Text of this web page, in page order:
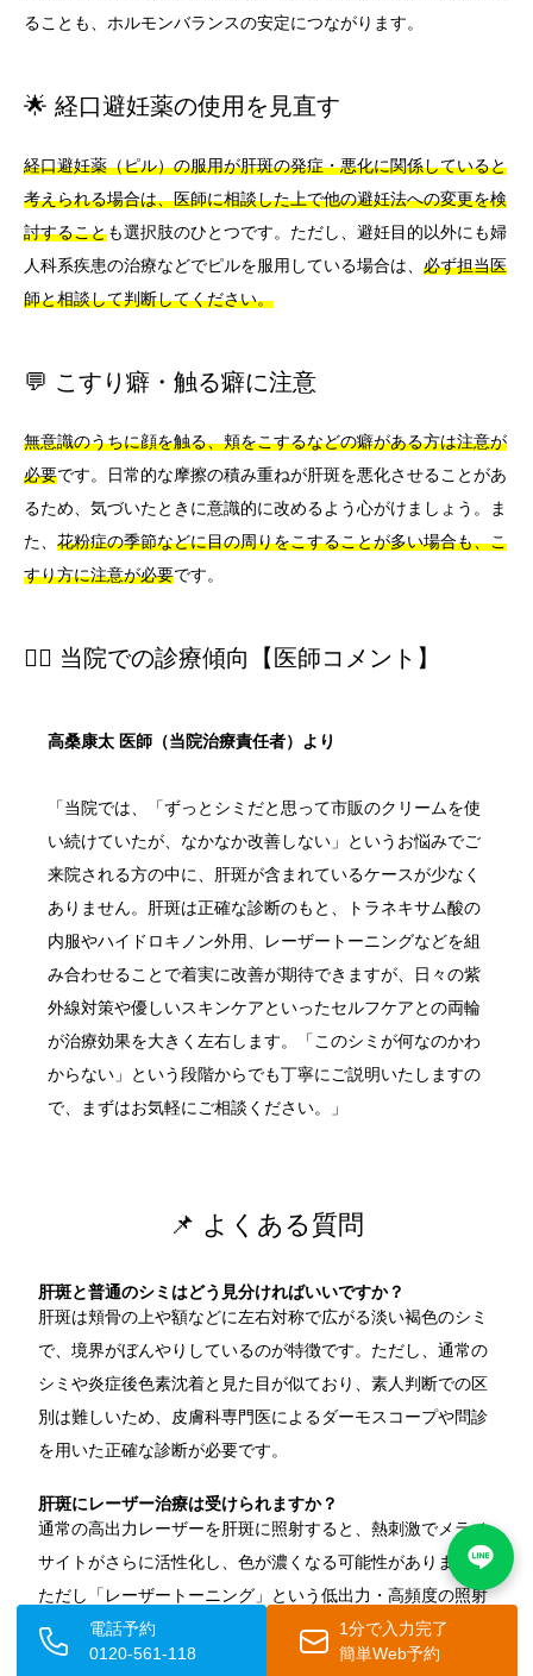
ることも、ホルモンバランスの安定につながります。
🌟 経口避妊薬の使用を見直す
経口避妊薬（ピル）の服用が肝斑の発症・悪化に関係していると
考えられる場合は、医師に相談した上で他の避妊法への変更を検
討することも選択肢のひとつです。ただし、避妊目的以外にも婦
人科系疾患の治療などでピルを服用している場合は、 必ず担当医
師と相談して判断してください。
💬 こすり癖・触る癖に注意
無意識のうちに顔を触る、頬をこするなどの癖がある方は注意が
必要です。日常的な摩擦の積み重ねが肝斑を悪化させることがあ
るため、気づいたときに意識的に改めるよう心がけましょう。ま
た、 花粉症の季節などに目の周りをこすることが多い場合も、こ
すり方に注意が必要です。
👨‍⚕️ 当院での診療傾向【医師コメント】
高桑康太 医師（当院治療責任者）より
「当院では、「ずっとシミだと思って市販のクリームを使
い続けていたが、なかなか改善しない」というお悩みでご
来院される方の中に、肝斑が含まれているケースが少なく
ありません。肝斑は正確な診断のもと、トラネキサム酸の
内服やハイドロキノン外用、レーザートーニングなどを組
み合わせることで着実に改善が期待できますが、日々の紫
外線対策や優しいスキンケアといったセルフケアとの両輪
が治療効果を大きく左右します。「このシミが何なのかわ
からない」という段階からでも丁寧にご説明いたしますの
で、まずはお気軽にご相談ください。」
📌 よくある質問
肝斑と普通のシミはどう見分ければいいですか？
肝斑は頬骨の上や額などに左右対称で広がる淡い褐色のシミ
で、境界がぼんやりしているのが特徴です。ただし、通常の
シミや炎症後色素沈着と見た目が似ており、素人判断での区
別は難しいため、皮膚科専門医によるダーモスコープや問診
を用いた正確な診断が必要です。
肝斑にレーザー治療は受けられますか？
通常の高出力レーザーを肝斑に照射すると、熱刺激でメラノ
サイトがさらに活性化し、色が濃くなる可能性があります。
ただし「レーザートーニング」という低出力・高頻度の照射
方法は肝斑に適した治療として有効です。必ず肝斑の治療経
験が豊富な医師のもとで受けることが大前提です。
電話予約
0120-561-118
1分で入力完了
簡単Web予約